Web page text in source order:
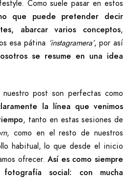
Como suele pasar en estos
que puede pretender decir
abarcar varios conceptos,
esa pátina ‘instagramera’, por así
se resume en una idea
post son perfectas como
la línea que venimos
, tanto en estas sesiones de
, como en el resto de nuestros
habitual, lo que desde el inicio
ofrecer.Así es como siempre
social: con mucha